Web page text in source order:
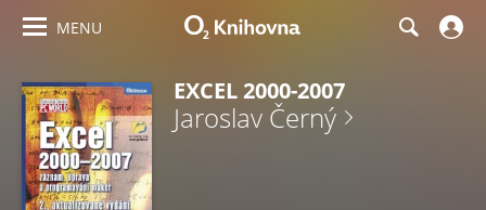
MENU
EXCEL 2000-2007
Jaroslav Černý